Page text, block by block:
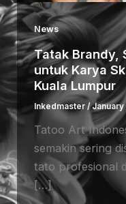
News
Tatak Brandy,
untuk Karya
Kuala Lumpur
Inkedmaster /
Tatoo Art
semakin sering
tato profesional
[…]